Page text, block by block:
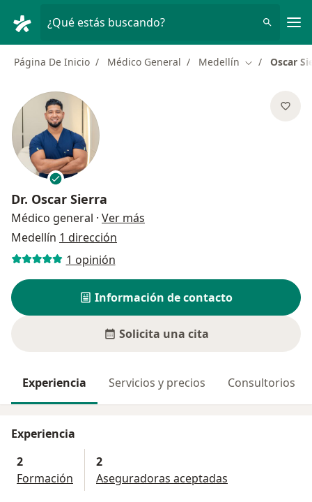
¿Qué estás buscando?
Página De Inicio Médico General Medellín Cambiar de
Oscar
Dr. Oscar Sierra
Médico general · Ver más
Medellín 1 dirección
1 opinión
Información de contacto
Solicita una cita
Experiencia Servicios y precios Consultorios
Experiencia
2
Formación
2
Aseguradoras aceptadas